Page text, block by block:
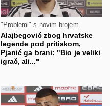
"Problemi" s novim brojem
Alajbegović zbog hrvatske
legende pod pritiskom,
Pjanić ga brani: "Bio je veliki
igrač, ali..."